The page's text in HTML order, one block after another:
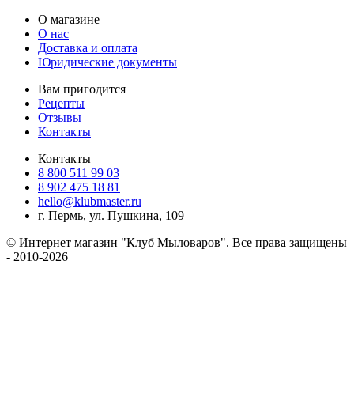
О магазине
О нас
Доставка и оплата
Юридические документы
Вам пригодится
Рецепты
Отзывы
Контакты
Контакты
8 800 511 99 03
8 902 475 18 81
hello@klubmaster.ru
г. Пермь, ул. Пушкина, 109
© Интернет магазин "Клуб Мыловаров". Все права защищены
- 2010-2026